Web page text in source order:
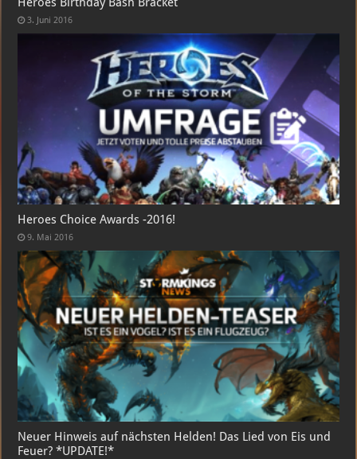
3. Juni 2016
Heroes Choice Awards -2016!
9. Mai 2016
Neuer Hinweis auf nächsten Helden! Das Lied von Eis und
Feuer? *UPDATE!*